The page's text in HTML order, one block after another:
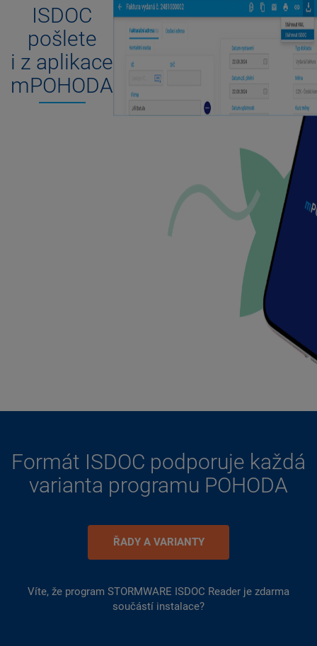
ISDOC
pošlete
i z aplikace
mPOHODA
Formát ISDOC podporuje každá
varianta programu POHODA
ŘADY A VARIANTY
Víte, že program STORMWARE ISDOC Reader je zdarma
součástí instalace?